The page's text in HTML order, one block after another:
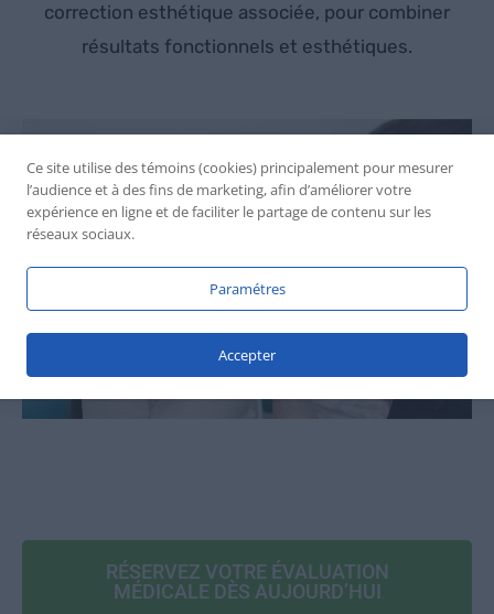
correction esthétique associée, pour combiner
résultats fonctionnels et esthétiques.
RÉSERVEZ VOTRE ÉVALUATION
MÉDICALE DÈS AUJOURD’HUI
Ce site utilise des témoins (cookies) principalement pour mesurer
l’audience et à des fins de marketing, afin d’améliorer votre
expérience en ligne et de faciliter le partage de contenu sur les
réseaux sociaux.
Paramétres
Accepter